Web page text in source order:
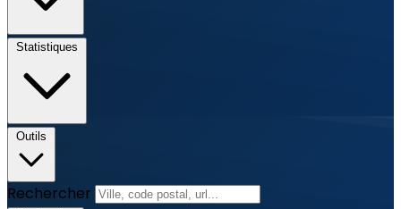
Statistiques
Outils
Rechercher